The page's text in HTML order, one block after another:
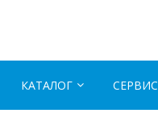
КАТАЛОГ СЕРВИС